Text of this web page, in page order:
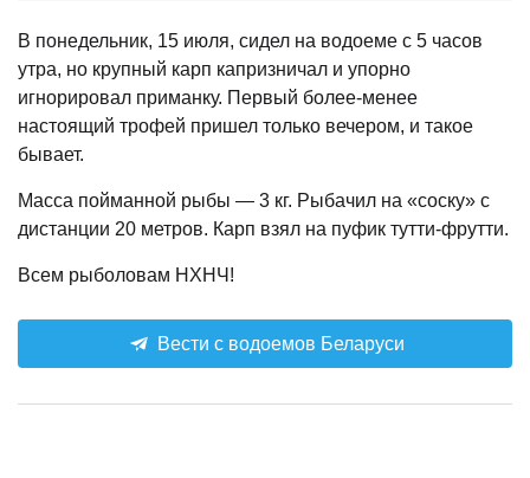
В понедельник, 15 июля, сидел на водоеме с 5 часов
утра, но крупный карп капризничал и упорно
игнорировал приманку. Первый более-менее
настоящий трофей пришел только вечером, и такое
бывает.
Масса пойманной рыбы — 3 кг. Рыбачил на «соску» с
дистанции 20 метров. Карп взял на пуфик тутти-фрутти.
Всем рыболовам НХНЧ!
Вести с водоемов Беларуси